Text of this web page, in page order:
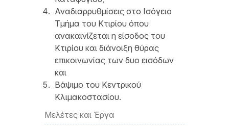
Αναδιαρρυθμίσεις στο Ισόγειο
Τμήμα του Κτιρίου όπου
ανακαινίζεται η είσοδος του
Κτιρίου και διάνοιξη θύρας
επικοινωνίας των δυο εισόδων
και
Βάψιμο του Κεντρικού
Κλιμακοστασίου.
Μελέτες και Έργα